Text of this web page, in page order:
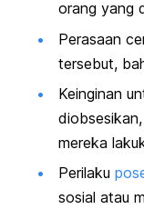
orang yang
Perasaan
tersebut,
Keinginan
mereka
Perilaku
sosial atau